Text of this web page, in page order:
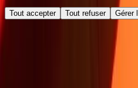
Tout accepter Tout refuser Gérer